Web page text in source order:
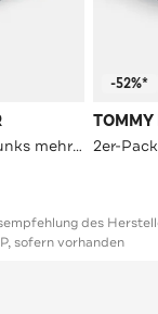
2er-Pack Boxer-Trunks mehrfarbig
-52%*
TOMMY
des
sofern vorhanden